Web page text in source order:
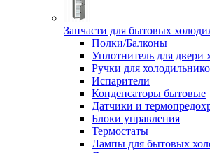
Запчасти для бытовых
Полки/Балконы
Уплотнитель для двери
Ручки для
Испарители
Конденсаторы бытовые
Датчики и
Блоки управления
Термостаты
Лампы для бытовых